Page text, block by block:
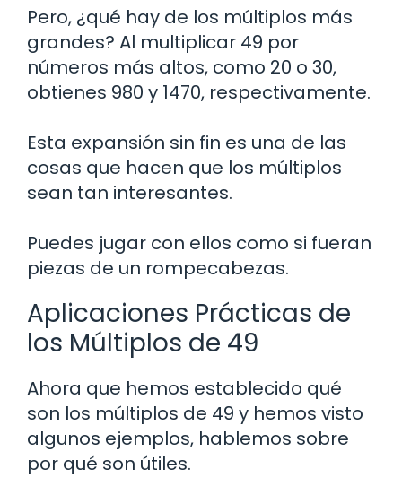
Pero, ¿qué hay de los múltiplos más
grandes? Al multiplicar 49 por
números más altos, como 20 o 30,
obtienes 980 y 1470, respectivamente.
Esta expansión sin fin es una de las
cosas que hacen que los múltiplos
sean tan interesantes.
Puedes jugar con ellos como si fueran
piezas de un rompecabezas.
Aplicaciones Prácticas de
los Múltiplos de 49
Ahora que hemos establecido qué
son los múltiplos de 49 y hemos visto
algunos ejemplos, hablemos sobre
por qué son útiles.